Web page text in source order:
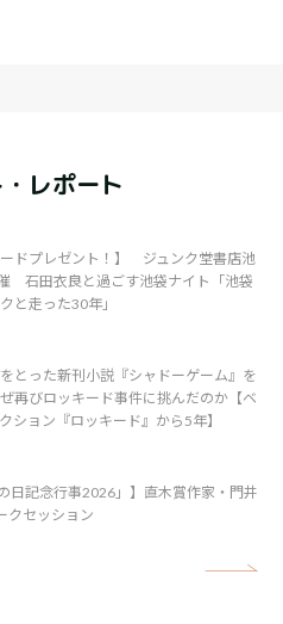
レポート
ードプレゼント！】 ジュンク堂書店池
石田衣良と過ごす池袋ナイト「池袋
と走った30年」
とった新刊小説『シャドーゲーム』を
再びロッキード事件に挑んだのか【ベ
ション『ロッキード』から5年】
日記念行事2026」】直木賞作家・門井
クセッション